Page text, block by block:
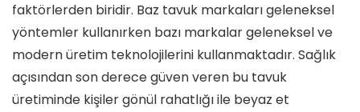
faktörlerden biridir. Baz tavuk markaları geleneksel
yöntemler kullanırken bazı markalar geleneksel ve
modern üretim teknolojilerini kullanmaktadır. Sağlık
açısından son derece güven veren bu tavuk
üretiminde kişiler gönül rahatlığı ile beyaz et